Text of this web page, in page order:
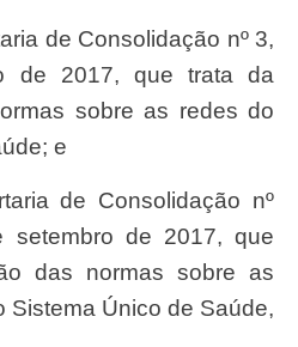
de 2017, que trata da
sobre as redes do
e
setembro de 2017, que
das normas sobre as
Sistema Único de Saúde,